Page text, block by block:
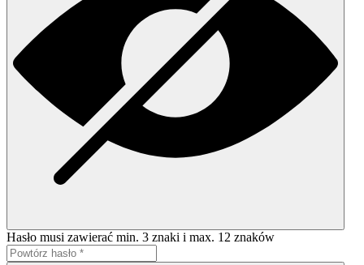
Hasło musi zawierać min. 3 znaki i max. 12 znaków